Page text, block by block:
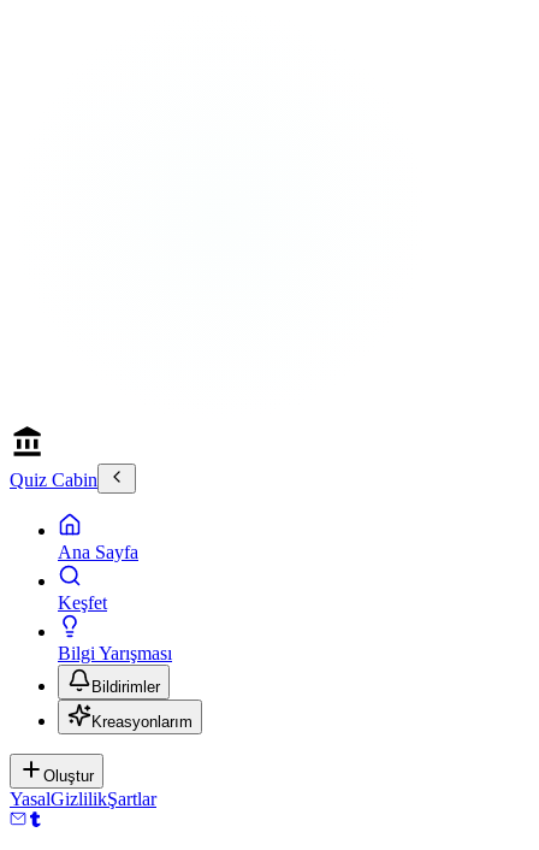
Quiz Cabin
Ana Sayfa
Keşfet
Bilgi Yarışması
Bildirimler
Kreasyonlarım
Oluştur
YasalGizlilikŞartlar